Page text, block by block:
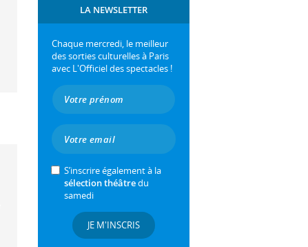
LA NEWSLETTER
Chaque mercredi, le meilleur
des sorties culturelles à Paris
avec L'Officiel des spectacles !
S’inscrire également à la
sélection théâtredu
samedi
JE M'INSCRIS